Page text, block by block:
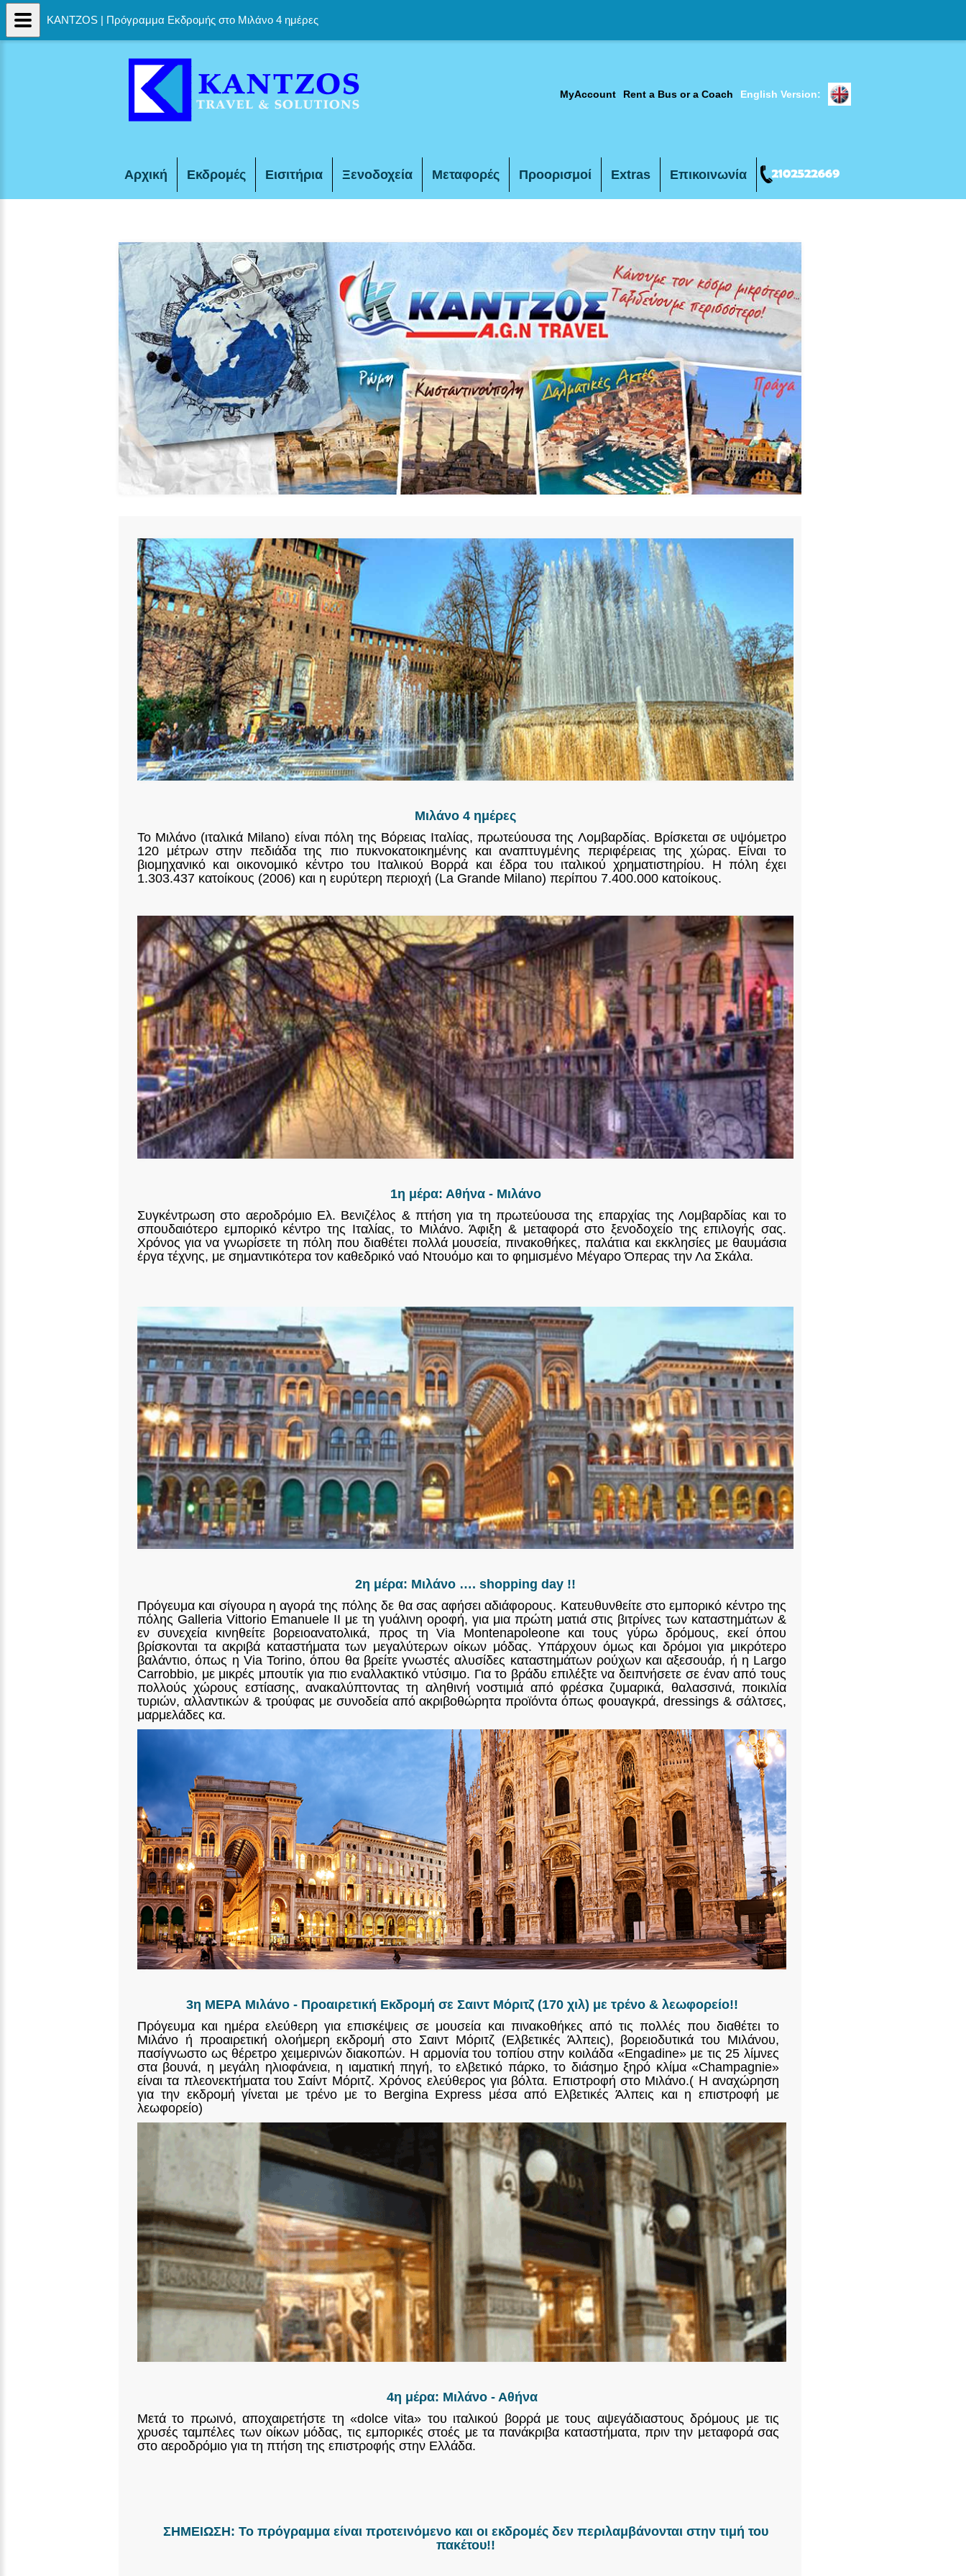
MyAccount Rent a Bus or a Coach English Version:
Αρχική Εκδρομές Εισιτήρια Ξενοδοχεία Μεταφορές Προορισμοί Extras Επικοινωνία
Μιλάνο 4 ημέρες
Το Μιλάνο (ιταλικά Milano) είναι πόλη της Βόρειας Ιταλίας, πρωτεύουσα της Λομβαρδίας. Βρίσκεται σε υψόμετρο
120 μέτρων στην πεδιάδα της πιο πυκνοκατοικημένης και αναπτυγμένης περιφέρειας της χώρας. Είναι το
βιομηχανικό και οικονομικό κέντρο του Ιταλικού Βορρά και έδρα του ιταλικού χρηματιστηρίου. Η πόλη έχει
1.303.437 κατοίκους (2006) και η ευρύτερη περιοχή (La Grande Milano) περίπου 7.400.000 κατοίκους.
1η μέρα: Αθήνα - Μιλάνο
Συγκέντρωση στο αεροδρόμιο Ελ. Βενιζέλος & πτήση για τη πρωτεύουσα της επαρχίας της Λομβαρδίας και το
σπουδαιότερο εμπορικό κέντρο της Ιταλίας, το Μιλάνο. Άφιξη & μεταφορά στο ξενοδοχείο της επιλογής σας.
Χρόνος για να γνωρίσετε τη πόλη που διαθέτει πολλά μουσεία, πινακοθήκες, παλάτια και εκκλησίες με θαυμάσια
έργα τέχνης, με σημαντικότερα τον καθεδρικό ναό Ντουόμο και το φημισμένο Μέγαρο Όπερας την Λα Σκάλα.
2η μέρα: Μιλάνο …. shopping day !!
Πρόγευμα και σίγουρα η αγορά της πόλης δε θα σας αφήσει αδιάφορους. Κατευθυνθείτε στο εμπορικό κέντρο της
πόλης Galleria Vittorio Emanuele II με τη γυάλινη οροφή, για μια πρώτη ματιά στις βιτρίνες των καταστημάτων &
εν συνεχεία κινηθείτε βορειοανατολικά, προς τη Via Montenapoleone και τους γύρω δρόμους, εκεί όπου
βρίσκονται τα ακριβά καταστήματα των μεγαλύτερων οίκων μόδας. Υπάρχουν όμως και δρόμοι για μικρότερο
βαλάντιο, όπως η Via Torino, όπου θα βρείτε γνωστές αλυσίδες καταστημάτων ρούχων και αξεσουάρ, ή η Largo
Carrobbio, με μικρές μπουτίκ για πιο εναλλακτικό ντύσιμο. Για το βράδυ επιλέξτε να δειπνήσετε σε έναν από τους
πολλούς χώρους εστίασης, ανακαλύπτοντας τη αληθινή νοστιμιά από φρέσκα ζυμαρικά, θαλασσινά, ποικιλία
τυριών, αλλαντικών & τρούφας με συνοδεία από ακριβοθώρητα προϊόντα όπως φουαγκρά, dressings & σάλτσες,
μαρμελάδες κα.
3η ΜΕΡΑ Μιλάνο - Προαιρετική Εκδρομή σε Σαιντ Μόριτζ (170 χιλ) με τρένο & λεωφορείο!!
Πρόγευμα και ημέρα ελεύθερη για επισκέψεις σε μουσεία και πινακοθήκες από τις πολλές που διαθέτει το
Μιλάνο ή προαιρετική ολοήμερη εκδρομή στο Σαιντ Μόριτζ (Ελβετικές Άλπεις), βορειοδυτικά του Μιλάνου,
πασίγνωστο ως θέρετρο χειμερινών διακοπών. Η αρμονία του τοπίου στην κοιλάδα «Engadine» με τις 25 λίμνες
στα βουνά, η μεγάλη ηλιοφάνεια, η ιαματική πηγή, το ελβετικό πάρκο, το διάσημο ξηρό κλίμα «Champagnie»
είναι τα πλεονεκτήματα του Σαίντ Μόριτζ. Χρόνος ελεύθερος για βόλτα. Επιστροφή στο Μιλάνο.( Η αναχώρηση
για την εκδρομή γίνεται με τρένο με το Bergina Express μέσα από Ελβετικές Άλπεις και η επιστροφή με
λεωφορείο)
4η μέρα: Μιλάνο - Αθήνα
Μετά το πρωινό, αποχαιρετήστε τη «dolce vita» του ιταλικού βορρά με τους αψεγάδιαστους δρόμους με τις
χρυσές ταμπέλες των οίκων μόδας, τις εμπορικές στοές με τα πανάκριβα καταστήματα, πριν την μεταφορά σας
στο αεροδρόμιο για τη πτήση της επιστροφής στην Ελλάδα.
ΣΗΜΕΙΩΣΗ: Το πρόγραμμα είναι προτεινόμενο και οι εκδρομές δεν περιλαμβάνονται στην τιμή του
πακέτου!!
KANTZOS | Πρόγραμμα Εκδρομής στο Μιλάνο 4 ημέρες